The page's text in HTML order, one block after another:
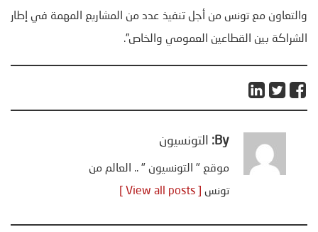
والتعاون مع تونس من أجل تنفيذ عدد من المشاريع المهمة في إطار
الشراكة بين القطاعين العمومي والخاص”.
By: التونسيون
موقع " التونسيون " .. العالم من
تونس